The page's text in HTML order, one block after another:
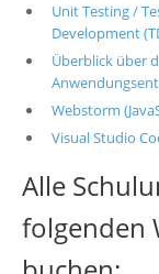
Unit Testing /
Development
Überblick über
Webstorm
Visual Studio
Alle
folgenden